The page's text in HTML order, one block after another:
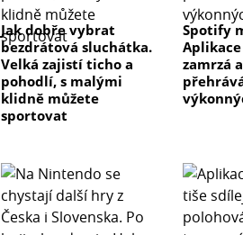
Jak dobře vybrat
bezdrátová sluchátka.
Velká zajistí ticho a
pohodlí, s malými
klidně můžete
sportovat
Spotify
zamrzá